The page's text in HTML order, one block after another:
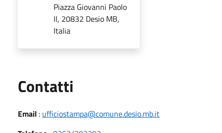
Piazza Giovanni Paolo
II, 20832 Desio MB,
Italia
Contatti
Email : ufficiostampa@comune.desio.mb.it